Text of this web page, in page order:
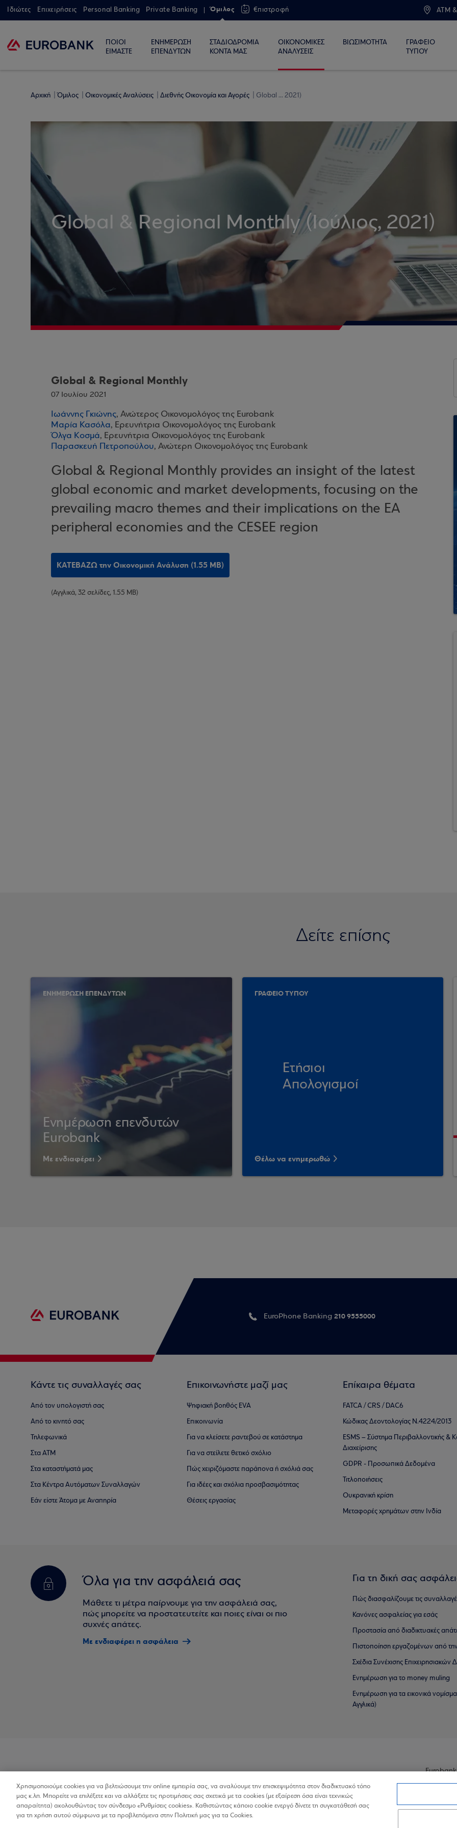
Ιδιώτες Επιχειρήσεις Personal Banking Private Banking Όμιλος €πιστροφή ATM
ΠΟΙΟΙ
ΕΙΜΑΣΤΕ
ΕΝΗΜΕΡΩΣΗ
ΕΠΕΝΔΥΤΩΝ
ΣΤΑΔΙΟΔΡΟΜΙΑ
ΚΟΝΤΑ ΜΑΣ
ΟΙΚΟΝΟΜΙΚΕΣ
ΑΝΑΛΥΣΕΙΣ
ΒΙΩΣΙΜΟΤΗΤΑ
ΓΡΑΦΕΙΟ
ΤΥΠΟΥ
Αρχική Όμιλος Οικονομικές Αναλύσεις Διεθνής Οικονομία και Αγορές Global ... 2021)
Global & Regional Monthly (Ιούλιος, 2021)
Global & Regional Monthly
07 Ιουλίου 2021
Ιωάννης Γκιώνης, Ανώτερος Οικονομολόγος της Eurobank
Μαρία Κασόλα, Ερευνήτρια Οικονομολόγος της Eurobank
Όλγα Κοσμά, Ερευνήτρια Οικονομολόγος της Eurobank
Παρασκευή Πετροπούλου, Ανώτερη Οικονομολόγος της Eurobank
Global & Regional Monthly provides an insight of the latest
global economic and market developments, focusing on the
prevailing macro themes and their implications on the EA
peripheral economies and the CESEE region
ΚΑΤΕΒΑΖΩ την Οικονομική Ανάλυση (1.55 MB)
(Αγγλικά, 32 σελίδες, 1.55 MB)
Δείτε επίσης
ΕΝΗΜΕΡΩΣΗ ΕΠΕΝΔΥΤΩΝ
Ενημέρωση επενδυτών
Eurobank
Με ενδιαφέρει
ΓΡΑΦΕΙΟ ΤΥΠΟΥ
Ετήσιοι
Απολογισμοί
Θέλω να ενημερωθώ
EuroPhone Banking 210 9555000
Κάντε τις συναλλαγές σας
Από τον υπολογιστή σας
Από το κινητό σας
Τηλεφωνικά
Στα ΑΤΜ
Στα καταστήματά μας
Στα Κέντρα Αυτόματων Συναλλαγών
Εάν είστε Άτομα με Αναπηρία
Επικοινωνήστε μαζί μας
Ψηφιακή βοηθός EVA
Επικοινωνία
Για να κλείσετε ραντεβού σε κατάστημα
Για να στείλετε θετικό σχόλιο
Πώς χειριζόμαστε παράπονα ή σχόλιά σας
Για ιδέες και σχόλια προσβασιμότητας
Θέσεις εργασίας
Επίκαιρα θέματα
FATCA / CRS / DAC6
Κώδικας Δεοντολογίας Ν.4224/2013
ESMS – Σύστημα Περιβαλλοντικής &
Διαχείρισης
GDPR - Προσωπικά Δεδομένα
Τιτλοποιήσεις
Ουκρανική κρίση
Μεταφορές χρημάτων στην Ινδία
Όλα για την ασφάλειά σας
Μάθετε τι μέτρα παίρνουμε για την ασφάλειά σας,
πώς μπορείτε να προστατευτείτε και ποιες είναι οι πιο
συχνές απάτες.
Με ενδιαφέρει η ασφάλεια
Για τη δική σας
Πώς διασφαλίζουμε τις
Κανόνες ασφαλείας για εσάς
Προστασία από διαδικτυακές
Πιστοποίηση εργαζομένων από
Σχέδια Συνέχισης Επιχειρησιακών
Ενημέρωση για το money muling
Ενημέρωση για τα εικονικά
Αγγλικά)
Προσβασιμότητα
Χρησιμοποιούμε cookies για να βελτιώσουμε την online εμπειρία σας, να αναλύουμε την επισκεψιμότητα στον διαδικτυακό τόπο
μας κ.λπ. Μπορείτε να επιλέξετε και να αλλάξετε τις προτιμήσεις σας σχετικά με τα cookies (με εξαίρεση όσα είναι τεχνικώς
απαραίτητα) ακολουθώντας τον σύνδεσμο «Ρυθμίσεις cookies». Καθιστώντας κάποιο cookie ενεργό δίνετε τη συγκατάθεσή σας
για τη χρήση αυτού σύμφωνα με τα προβλεπόμενα στην Πολιτική μας για τα Cookies.